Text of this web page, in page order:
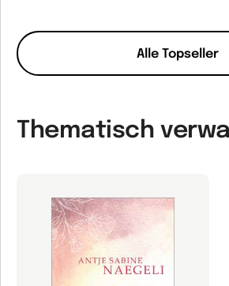
Alle Topseller
Thematisch